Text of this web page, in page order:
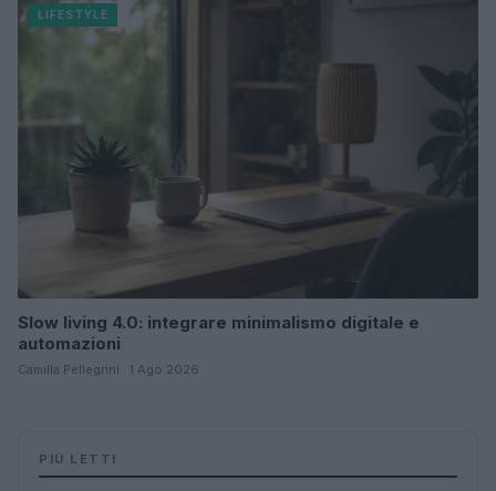
LIFESTYLE
Slow living 4.0: integrare minimalismo digitale e
automazioni
Camilla Pellegrini · 1 Ago 2026
PIÙ LETTI